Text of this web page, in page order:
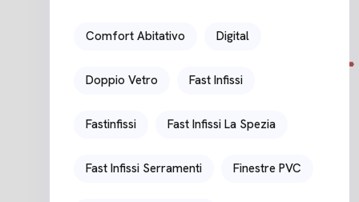
Comfort Abitativo Digital
Doppio Vetro Fast Infissi
Fastinfissi Fast Infissi La Spezia
Fast Infissi Serramenti Finestre PVC